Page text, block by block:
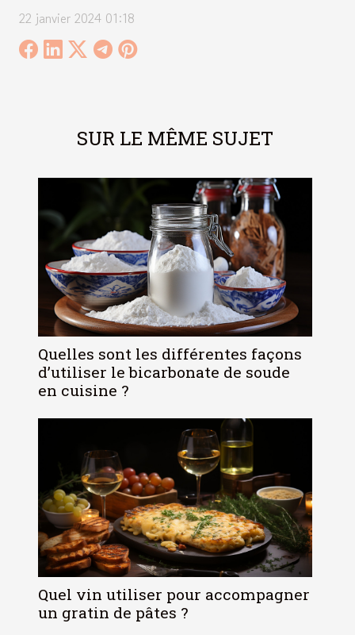
22 janvier 2024 01:18
SUR LE MÊME SUJET
Quelles sont les différentes façons
d’utiliser le bicarbonate de soude
en cuisine ?
Quel vin utiliser pour accompagner
un gratin de pâtes ?